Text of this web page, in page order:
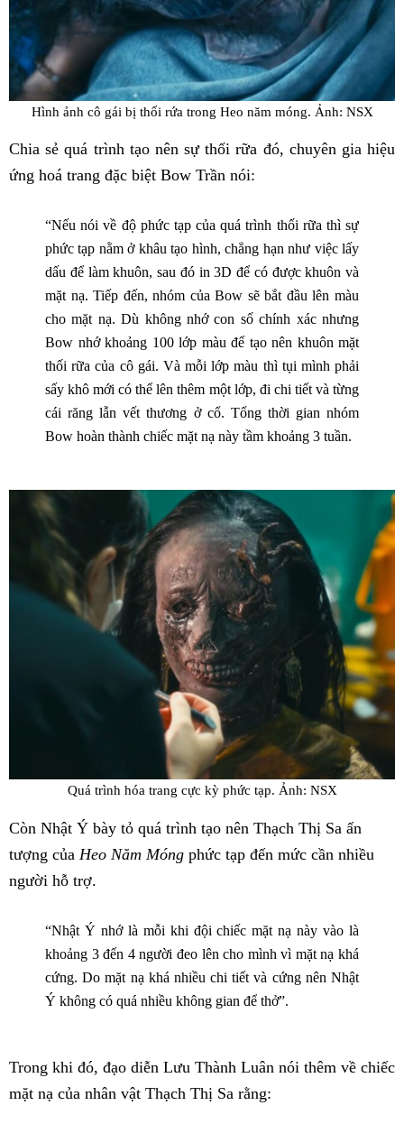
Hình ảnh cô gái bị thối rứa trong Heo năm móng. Ảnh: NSX
Chia sẻ quá trình tạo nên sự thối rữa đó, chuyên gia hiệu
ứng hoá trang đặc biệt Bow Trần nói:
“Nếu nói về độ phức tạp của quá trình thối rữa thì sự
phức tạp nằm ở khâu tạo hình, chẳng hạn như việc lấy
dấu để làm khuôn, sau đó in 3D để có được khuôn và
mặt nạ. Tiếp đến, nhóm của Bow sẽ bắt đầu lên màu
cho mặt nạ. Dù không nhớ con số chính xác nhưng
Bow nhớ khoảng 100 lớp màu để tạo nên khuôn mặt
thối rữa của cô gái. Và mỗi lớp màu thì tụi mình phải
sấy khô mới có thể lên thêm một lớp, đi chi tiết và từng
cái răng lẫn vết thương ở cổ. Tổng thời gian nhóm
Bow hoàn thành chiếc mặt nạ này tầm khoảng 3 tuần.
Quá trình hóa trang cực kỳ phức tạp. Ảnh: NSX
Còn Nhật Ý bày tỏ quá trình tạo nên Thạch Thị Sa ấn
tượng của Heo Năm Móng phức tạp đến mức cần nhiều
người hỗ trợ.
“Nhật Ý nhớ là mỗi khi đội chiếc mặt nạ này vào là
khoảng 3 đến 4 người đeo lên cho mình vì mặt nạ khá
cứng. Do mặt nạ khá nhiều chi tiết và cứng nên Nhật
Ý không có quá nhiều không gian để thở”.
Trong khi đó, đạo diễn Lưu Thành Luân nói thêm về chiếc
mặt nạ của nhân vật Thạch Thị Sa rằng: